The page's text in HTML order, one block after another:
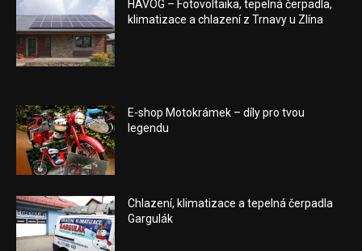
HAVOG – Fotovoltaika, tepelná čerpadla,
klimatizace a chlazení z Trnavy u Zlína
E-shop Motokrámek – díly pro tvou
legendu
Chlazení, klimatizace a tepelná čerpadla
Gargulák